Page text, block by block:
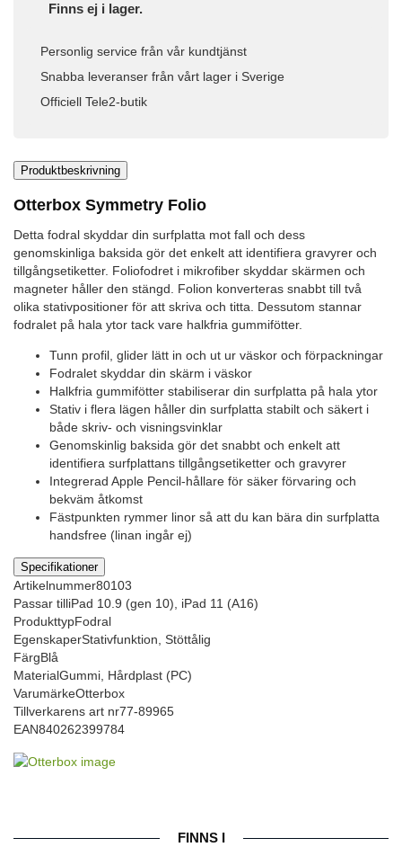
Finns ej i lager.
Personlig service från vår kundtjänst
Snabba leveranser från vårt lager i Sverige
Officiell Tele2-butik
Produktbeskrivning
Otterbox Symmetry Folio
Detta fodral skyddar din surfplatta mot fall och dess
genomskinliga baksida gör det enkelt att identifiera gravyrer och
tillgångsetiketter. Foliofodret i mikrofiber skyddar skärmen och
magneter håller den stängd. Folion konverteras snabbt till två
olika stativpositioner för att skriva och titta. Dessutom stannar
fodralet på hala ytor tack vare halkfria gummifötter.
Tunn profil, glider lätt in och ut ur väskor och förpackningar
Fodralet skyddar din skärm i väskor
Halkfria gummifötter stabiliserar din surfplatta på hala ytor
Stativ i flera lägen håller din surfplatta stabilt och säkert i
både skriv- och visningsvinklar
Genomskinlig baksida gör det snabbt och enkelt att
identifiera surfplattans tillgångsetiketter och gravyrer
Integrerad Apple Pencil-hållare för säker förvaring och
bekväm åtkomst
Fästpunkten rymmer linor så att du kan bära din surfplatta
handsfree (linan ingår ej)
Specifikationer
Artikelnummer80103
Passar tilliPad 10.9 (gen 10), iPad 11 (A16)
ProdukttypFodral
EgenskaperStativfunktion, Stöttålig
FärgBlå
MaterialGummi, Hårdplast (PC)
VarumärkeOtterbox
Tillverkarens art nr77-89965
EAN840262399784
FINNS I